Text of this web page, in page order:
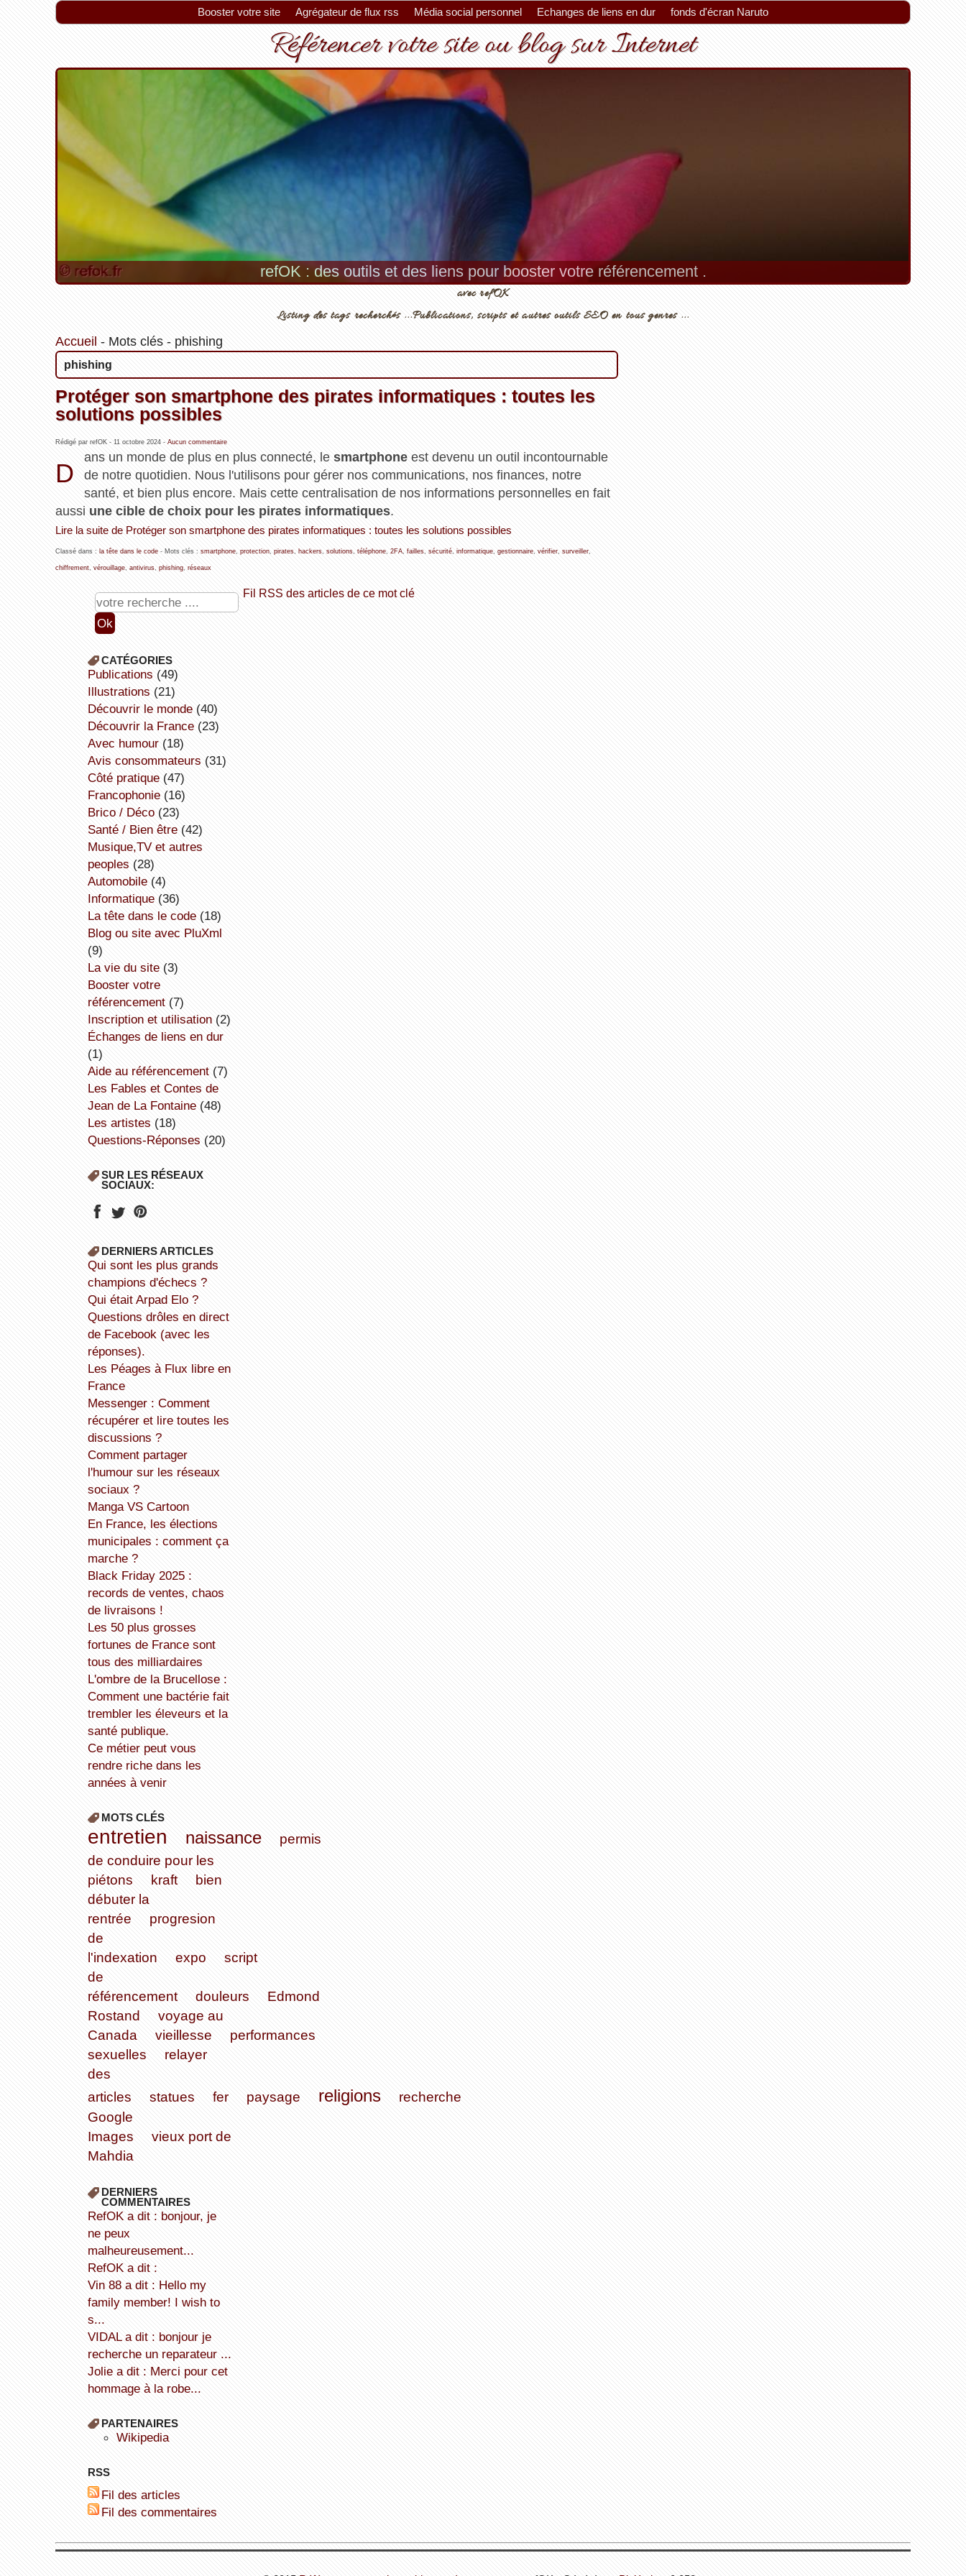
Booster votre site Agrégateur de flux rss Média social personnel Echanges de liens en dur fonds d'écran Naruto
Référencer votre site ou blog sur Internet
refOK : des outils et des liens pour booster votre référencement .
avec refOK
Listing des tags recherchés ...Publications, scripts et autres outils SEO en tous genres ...
Accueil - Mots clés- phishing
phishing
Protéger son smartphone des pirates informatiques : toutes les
solutions possibles
Rédigé par refOK - 11 octobre 2024- Aucun commentaire
D
ans un monde de plus en plus connecté, le smartphone est devenu un outil incontournable
de notre quotidien. Nous l'utilisons pour gérer nos communications, nos finances, notre
santé, et bien plus encore. Mais cette centralisation de nos informations personnelles en fait
aussi une cible de choix pour les pirates informatiques.
Lire la suite de Protéger son smartphone des pirates informatiques : toutes les solutions possibles
Classé dans : la tête dans le code- Mots clés : smartphone, protection, pirates, hackers, solutions, téléphone, 2FA, failles, sécurité, informatique, gestionnaire, vérifier, surveiller,
chiffrement, vérouillage, antivirus, phishing, réseaux
Fil RSS des articles de ce mot clé
CATÉGORIES
publications (49)
illustrations (21)
découvrir le monde(40)
découvrir la France(23)
avec humour(18)
avis consommateurs (31)
côté pratique(47)
Francophonie(16)
Brico / Déco(23)
Santé / Bien être(42)
Musique,TV et autres
peoples (28)
Automobile(4)
informatique(36)
la tête dans le code(18)
Blog ou site avec PluXml
(9)
la vie du site(3)
booster votre
référencement(7)
inscription et utilisation(2)
échanges de liens en dur
(1)
aide au référencement(7)
Les Fables et Contes de
Jean de La Fontaine(48)
Les artistes (18)
Questions-Réponses (20)
SUR LES RÉSEAUX
SOCIAUX:
DERNIERS ARTICLES
Qui sont les plus grands
champions d'échecs ?
Qui était Arpad Elo ?
Questions drôles en direct
de Facebook (avec les
réponses).
Les Péages à Flux libre en
France
Messenger : Comment
récupérer et lire toutes les
discussions ?
Comment partager
l'humour sur les réseaux
sociaux ?
Manga VS Cartoon
En France, les élections
municipales : comment ça
marche ?
Black Friday 2025 :
records de ventes, chaos
de livraisons !
Les 50 plus grosses
fortunes de France sont
tous des milliardaires
L'ombre de la Brucellose :
Comment une bactérie fait
trembler les éleveurs et la
santé publique.
Ce métier peut vous
rendre riche dans les
années à venir
MOTS CLÉS
entretien naissance
permis
de conduire pour les
piétons
kraft
bien
débuter la
rentrée
progresion
de
l'indexation
expo
script
de
référencement
douleurs
Edmond
Rostand
voyage au
Canada
vieillesse
performances
sexuelles
relayer
des
articles
statues fer paysage religions
recherche
Google
Images
vieux port de
Mahdia
DERNIERS
COMMENTAIRES
refOK a dit : bonjour, je
ne peux
malheureusement...
refOK a dit :
Vin 88 a dit : Hello my
family member! I wish to
s...
VIDAL a dit : bonjour je
recherche un reparateur ...
Jolie a dit : Merci pour cet
hommage à la robe...
PARTENAIRES
wikipedia
RSS
Fil des articles
Fil des commentaires